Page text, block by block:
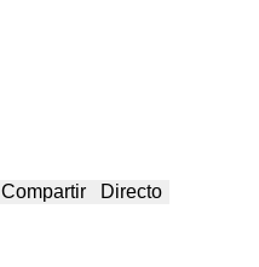
Compartir Directo